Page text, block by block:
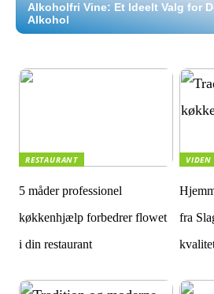
Alkoholfri Vine: Et Ideelt Valg for
Alkohol
RESTAURANT
5 måder professionel
køkkenhjælp forbedrer flowet
i din restaurant
VIDEN
fra